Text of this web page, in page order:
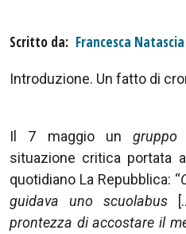
Scritto da Francesca
Introduzione. Un fatto di
Il 7 maggio un gruppo
situazione critica portata
quotidiano La Repubblica: “
guidava uno scuolabus
prontezza di accostare il